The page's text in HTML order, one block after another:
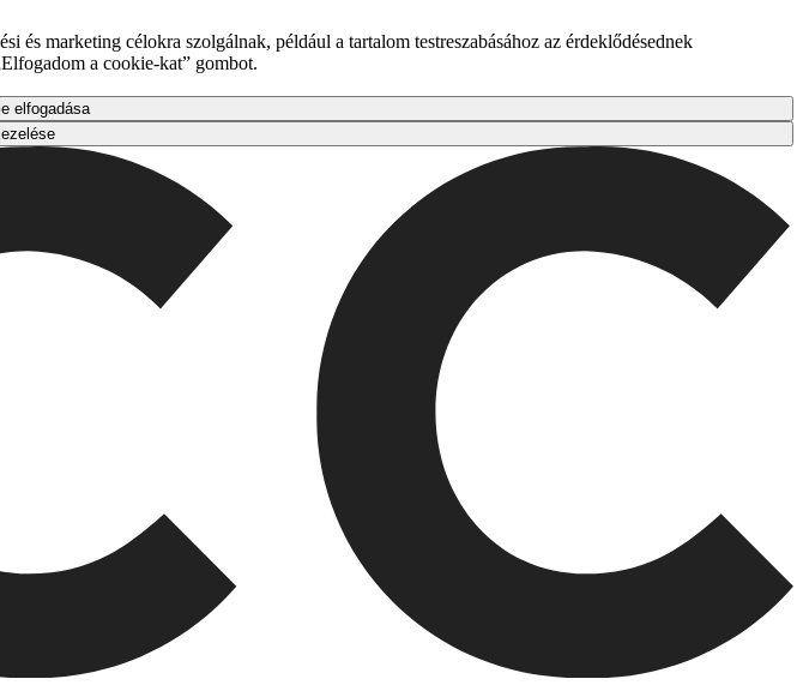
marketing célokra szolgálnak, például a tartalom testreszabásához az érdeklődésednek
a cookie-kat” gombot.
elfogadása